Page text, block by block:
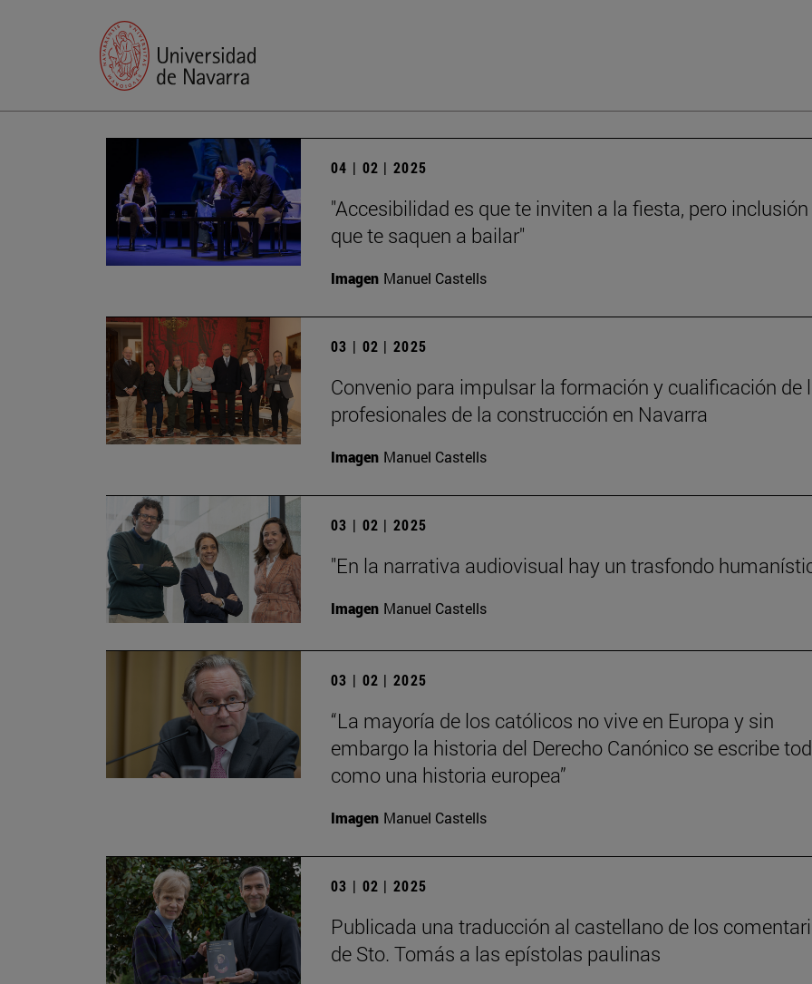
04 | 02 | 2025
"Accesibilidad es que te inviten a la fiesta, pero inclusión
que te saquen a bailar"
Imagen Manuel Castells
03 | 02 | 2025
Convenio para impulsar la formación y cualificación de
profesionales de la construcción en Navarra
Imagen Manuel Castells
03 | 02 | 2025
"En la narrativa audiovisual hay un trasfondo
Imagen Manuel Castells
03 | 02 | 2025
“La mayoría de los católicos no vive en Europa y sin
embargo la historia del Derecho Canónico se escribe
como una historia europea”
Imagen Manuel Castells
03 | 02 | 2025
Publicada una traducción al castellano de los
de Sto. Tomás a las epístolas paulinas